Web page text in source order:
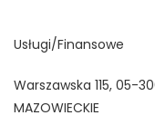
Usługi/Finansowe
Warszawska 115, 05-
MAZOWIECKIE